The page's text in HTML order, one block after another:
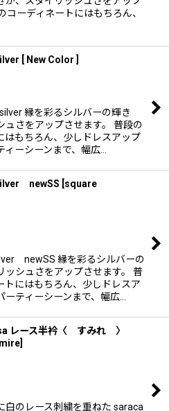
コーディネートにはもちろん、
[ New Color ]
縁を彩るシルバーの輝き
ュさをアップさせます。 普段の
はもちろん、少しドレスアップ
ィーシーンまで、幅広…
newSS square
newSS 縁を彩るシルバーの
ッシュさをアップさせます。 普
トにはもちろん、少しドレスア
ーティーシーンまで、幅広…
レース半衿〈 すみれ 〉
白のレース刺繍を重ねた saraca